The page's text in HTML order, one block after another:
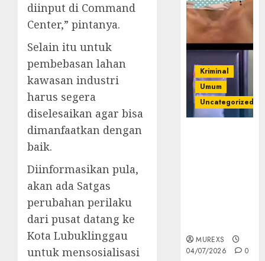
diinput di Command
Center,” pintanya.
Selain itu untuk
pembebasan lahan
kawasan industri
harus segera
diselesaikan agar bisa
dimanfaatkan dengan
baik.
Diinformasikan pula,
akan ada Satgas
perubahan perilaku
dari pusat datang ke
Kota Lubuklinggau
untuk mensosialisasi
Kriminal
Umum
Uncategorized
MUREXS
04/07/2026
0